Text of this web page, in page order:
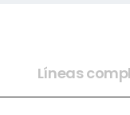
Líneas